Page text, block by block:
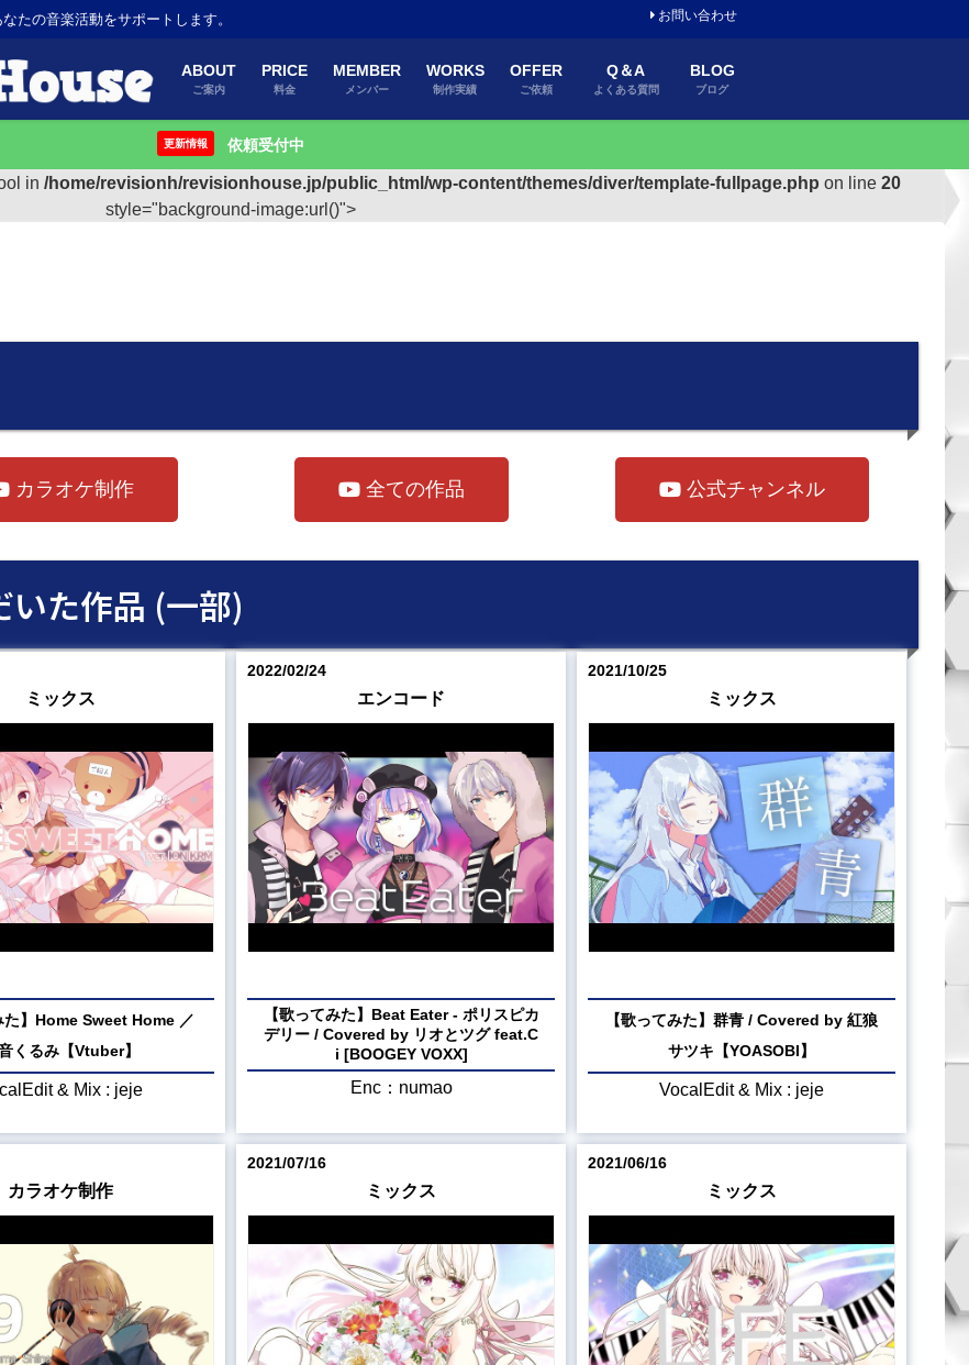
たの音楽活動をサポートします。 お問い合わせ
ABOUT
ご案内
PRICE
料金
MEMBER
メンバー
WORKS
制作実績
OFFER
ご依頼
Q＆A
よくある質問
BLOG
ブログ
更新情報 依頼受付中
in /home/revisionh/revisionhouse.jp/public_html/wp-content/themes/diver/template-fullpage.php on line 20
style="background-image:url()">
カラオケ制作 全ての作品 公式チャンネル
た作品 (一部)
ミックス
た】Home Sweet Home ／
くるみ【Vtuber】
& Mix : jeje
2022/02/24
エンコード
【歌ってみた】Beat Eater - ポリスピカ
デリー / Covered by リオとツグ feat.C
i [BOOGEY VOXX]
Enc：numao
2021/10/25
ミックス
【歌ってみた】群青 / Covered by 紅狼
サツキ【YOASOBI】
VocalEdit & Mix : jeje
カラオケ制作
2021/07/16
ミックス
2021/06/16
ミックス